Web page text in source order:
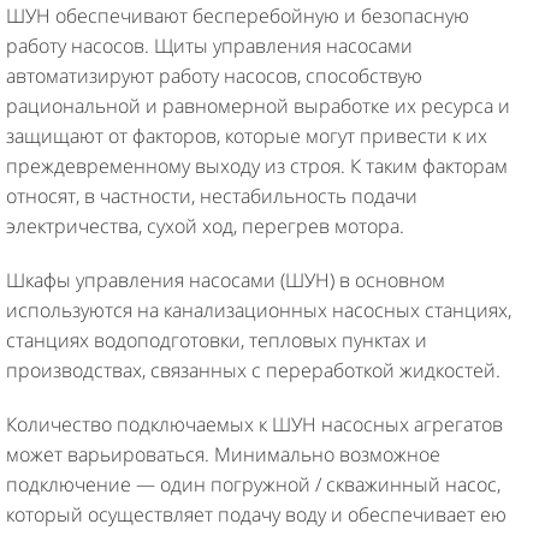
ШУН обеспечивают бесперебойную и безопасную
работу насосов. Щиты управления насосами
автоматизируют работу насосов, способствую
рациональной и равномерной выработке их ресурса и
защищают от факторов, которые могут привести к их
преждевременному выходу из строя. К таким факторам
относят, в частности, нестабильность подачи
электричества, сухой ход, перегрев мотора.
Шкафы управления насосами (ШУН) в основном
используются на канализационных насосных станциях,
станциях водоподготовки, тепловых пунктах и
производствах, связанных с переработкой жидкостей.
Количество подключаемых к ШУН насосных агрегатов
может варьироваться. Минимально возможное
подключение — один погружной / скважинный насос,
который осуществляет подачу воду и обеспечивает ею